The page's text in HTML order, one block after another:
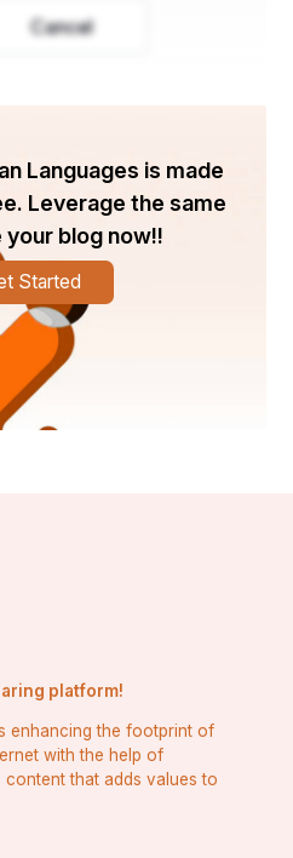
Cancel
Languages is made
Leverage the same
your blog now!!
Started
platform!
enhancing the footprint of
with the help of
that adds values to